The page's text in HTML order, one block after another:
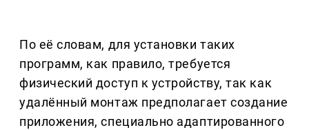
По её словам, для установки таких
программ, как правило, требуется
физический доступ к устройству, так как
удалённый монтаж предполагает создание
приложения, специально адаптированного